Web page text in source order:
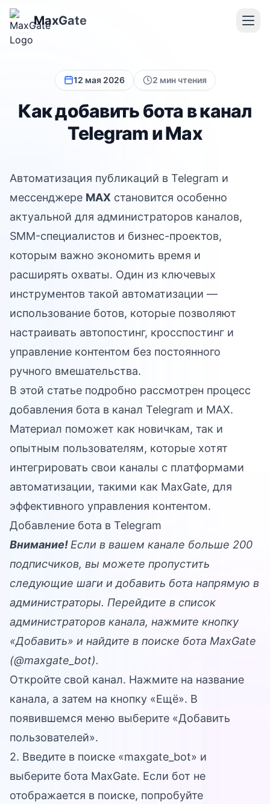
MaxGate
12 мая 2026 2 мин чтения
Как добавить бота в канал
Telegram и Max
Автоматизация публикаций в Telegram и
мессенджере MAX становится особенно
актуальной для администраторов каналов,
SMM-специалистов и бизнес-проектов,
которым важно экономить время и
расширять охваты. Один из ключевых
инструментов такой автоматизации —
использование ботов, которые позволяют
настраивать автопостинг, кросспостинг и
управление контентом без постоянного
ручного вмешательства.
В этой статье подробно рассмотрен процесс
добавления бота в канал Telegram и MAX.
Материал поможет как новичкам, так и
опытным пользователям, которые хотят
интегрировать свои каналы с платформами
автоматизации, такими как MaxGate, для
эффективного управления контентом.
Добавление бота в Telegram
Внимание! Если в вашем канале больше 200
подписчиков, вы можете пропустить
следующие шаги и добавить бота напрямую в
администраторы. Перейдите в список
администраторов канала, нажмите кнопку
«Добавить» и найдите в поиске бота MaxGate
(@maxgate_bot).
Откройте свой канал. Нажмите на название
канала, а затем на кнопку «Ещё». В
появившемся меню выберите «Добавить
пользователей».
2. Введите в поиске «maxgate_bot» и
выберите бота MaxGate. Если бот не
отображается в поиске, попробуйте